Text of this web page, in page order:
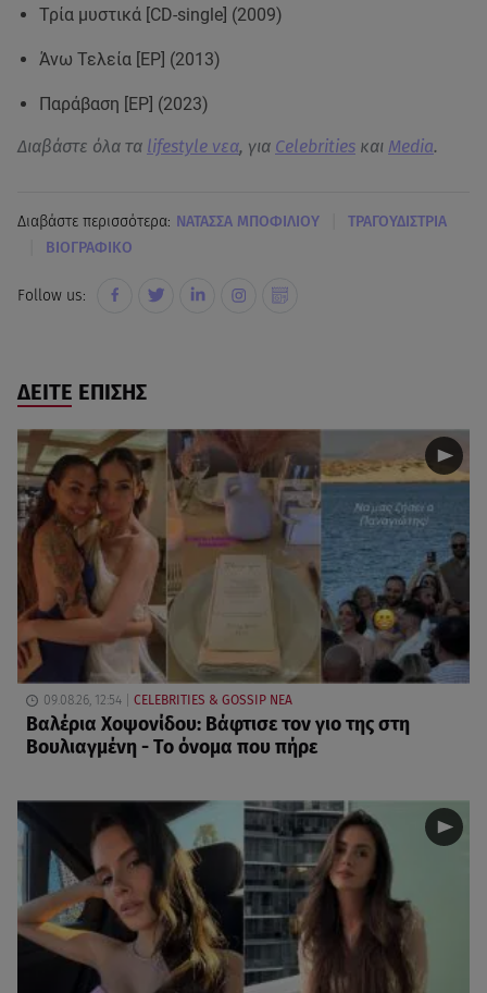
Τρία μυστικά [CD-single] (2009)
Άνω Τελεία [EP] (2013)
Παράβαση [EP] (2023)
Διαβάστε όλα τα lifestyle νεα, για Celebrities και Media.
Διαβάστε περισσότερα: ΝΑΤΑΣΣΑ ΜΠΟΦΙΛΙΟΥ ΤΡΑΓΟΥΔΙΣΤΡΙΑ
ΒΙΟΓΡΑΦΙΚΟ
Follow us:
ΔΕΙΤΕ ΕΠΙΣΗΣ
09.08.26, 12:54 CELEBRITIES & GOSSIP ΝΕΑ
Βαλέρια Χοψονίδου: Βάφτισε τον γιο της στη
Βουλιαγμένη - Το όνομα που πήρε